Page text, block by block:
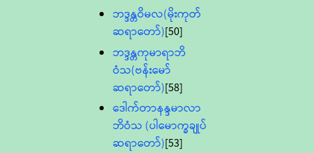
ဘဒ္ဒန္တဝိမလ(မိုးကုတ်
ဆရာတော်)[50]
ဘဒ္ဒန္တကုမာရာဘိ
ဝံသ(ဗန်းမော်
ဆရာတော်)[58]
ဒေါက်တာနန္ဒမာလာ
ဘိဝံသ (ပါမောက္ခချုပ်
ဆရာတော်)[53]